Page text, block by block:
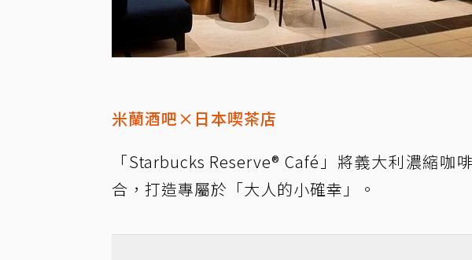
米蘭酒吧×日本喫茶店
「Starbucks Reserve® Café」將義大利濃縮
合，打造專屬於「大人的小確幸」。